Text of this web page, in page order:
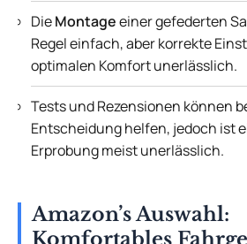
DieMontageeiner gefederten
Regel einfach, aber korrekte
optimalen Komfort unerlässlich.
Tests und Rezensionen können
Entscheidung helfen, jedoch ist
Erprobung meist unerlässlich.
Amazon’s Auswahl:
Komfortables